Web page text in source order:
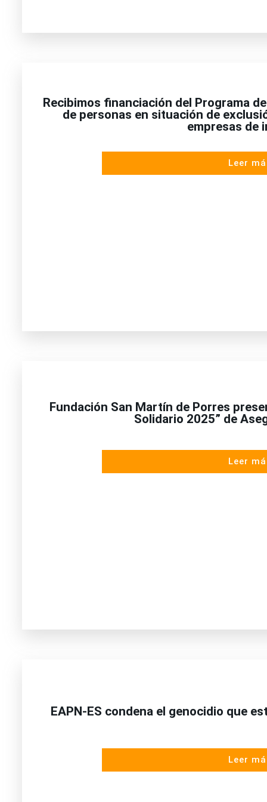
Recibimos financiación del Programa
de personas en situación de
empresas de
Leer
Fundación San Martín de Porres
Solidario 2025” de
Leer
EAPN-ES condena el genocidio que
Leer